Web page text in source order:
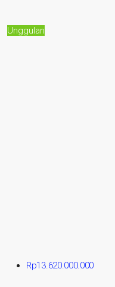
Unggulan
Rp13.620.000.000